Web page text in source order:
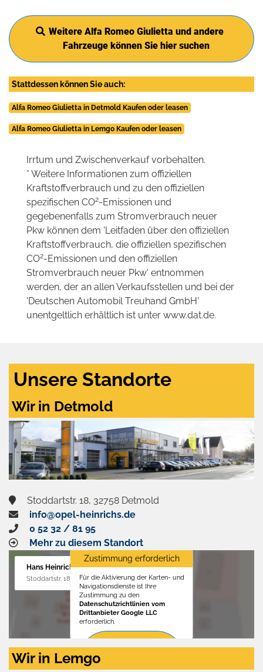
Weitere Alfa Romeo Giulietta und andere
Fahrzeuge können Sie hier suchen
Stattdessen können Sie auch:
Alfa Romeo Giulietta in Detmold Kaufen oder leasen
Alfa Romeo Giulietta in Lemgo Kaufen oder leasen
Irrtum und Zwischenverkauf vorbehalten.
* Weitere Informationen zum offiziellen
Kraftstoffverbrauch und zu den offiziellen
spezifischen CO2-Emissionen und
gegebenenfalls zum Stromverbrauch neuer
Pkw können dem 'Leitfaden über den offiziellen
Kraftstoffverbrauch, die offiziellen spezifischen
CO2-Emissionen und den offiziellen
Stromverbrauch neuer Pkw' entnommen
werden, der an allen Verkaufsstellen und bei der
'Deutschen Automobil Treuhand GmbH'
unentgeltlich erhältlich ist unter www.dat.de.
Unsere Standorte
Wir in Detmold
Stoddartstr. 18, 32758 Detmold
info@opel-heinrichs.de
0 52 32 / 81 95
Mehr zu diesem Standort
Hans Heinrichs GmbH
Stoddartstr. 18, 32758 Detmold
Zustimmung erforderlich
Für die Aktivierung der Karten- und
Navigationsdienste ist Ihre
Zustimmung zu den
Datenschutzrichtlinien vom
Drittanbieter Google LLC
erforderlich.
Zustimmen
Wir in Lemgo